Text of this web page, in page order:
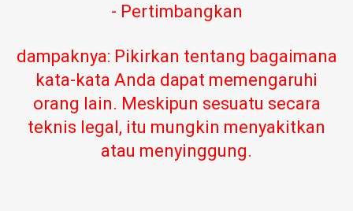
- Pertimbangkan
dampaknya: Pikirkan tentang bagaimana
kata-kata Anda dapat memengaruhi
orang lain. Meskipun sesuatu secara
teknis legal, itu mungkin menyakitkan
atau menyinggung.